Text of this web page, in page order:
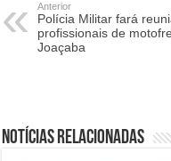
Anterior
Polícia Militar fará
profissionais de
Joaçaba
Notícias relacionadas